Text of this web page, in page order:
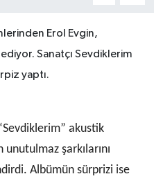
Erol Evgin,
Sanatçı Sevdiklerim
yaptı.
akustik
şarkılarını
Albümün sürprizi ise